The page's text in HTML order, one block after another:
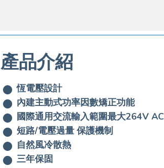
產品介紹
恆電壓設計
內建主動式功率因數矯正功能
國際通用交流輸入範圍最大264V AC
短路/電壓過量 保護機制
自然風冷散熱
三年保固